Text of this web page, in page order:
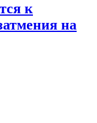
к
на